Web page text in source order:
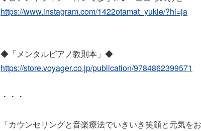
https://www.instagram.com/1422otamat_yukie/?hl=ja
◆「メンタルピアノ教則本」◆
https://store.voyager.co.jp/publication/9784862399571
・・・
「カウンセリングと音楽療法でいきいき笑顔と元気を